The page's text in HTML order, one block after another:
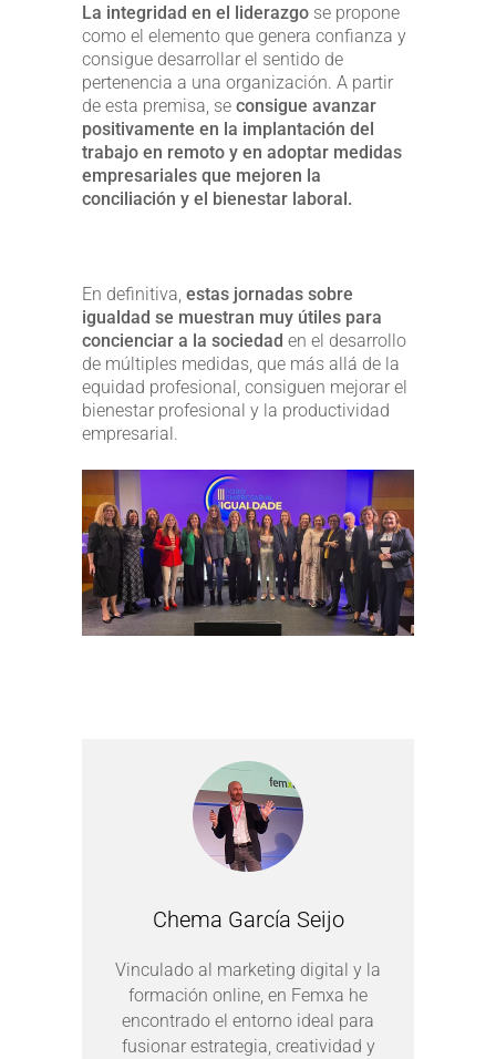
La integridad en el liderazgo se propone
como el elemento que genera confianza y
consigue desarrollar el sentido de
pertenencia a una organización. A partir
de esta premisa, se consigue avanzar
positivamente en la implantación del
trabajo en remoto y en adoptar medidas
empresariales que mejoren la
conciliación y el bienestar laboral.
En definitiva, estas jornadas sobre
igualdad se muestran muy útiles para
concienciar a la sociedad en el desarrollo
de múltiples medidas, que más allá de la
equidad profesional, consiguen mejorar el
bienestar profesional y la productividad
empresarial.
Chema García Seijo
Vinculado al marketing digital y la
formación online, en Femxa he
encontrado el entorno ideal para
fusionar estrategia, creatividad y